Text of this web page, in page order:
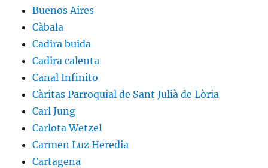
Buenos Aires
Càbala
Cadira buida
Cadira calenta
Canal Infinito
Càritas Parroquial de Sant Julià de Lòria
Carl Jung
Carlota Wetzel
Carmen Luz Heredia
Cartagena